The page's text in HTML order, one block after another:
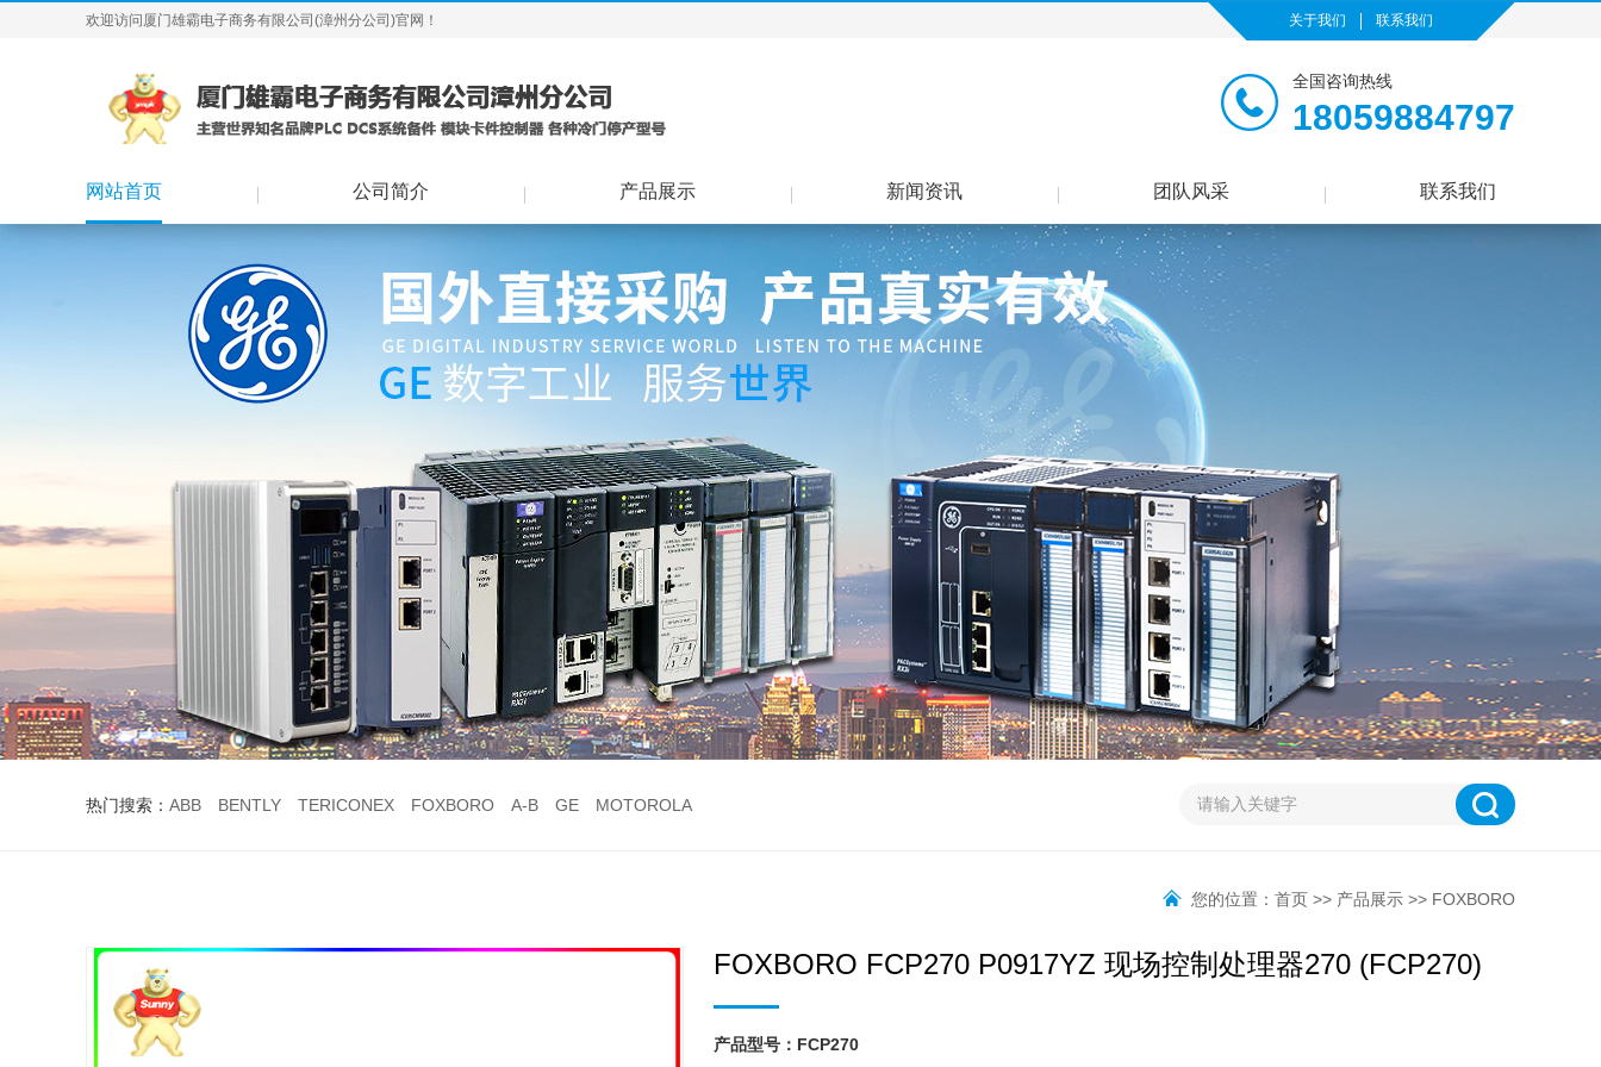
欢迎访问厦门雄霸电子商务有限公司(漳州分公司)官网！ 关于我们 联系我们
全国咨询热线
18059884797
网站首页 公司简介 产品展示 新闻资讯 团队风采 联系我们
热门搜索： ABB BENTLY TERICONEX FOXBORO A-B GE MOTOROLA
您的位置： 首页 >> 产品展示 >> FOXBORO
FOXBORO FCP270 P0917YZ 现场控制处理器270 (FCP270)
产品型号：FCP270